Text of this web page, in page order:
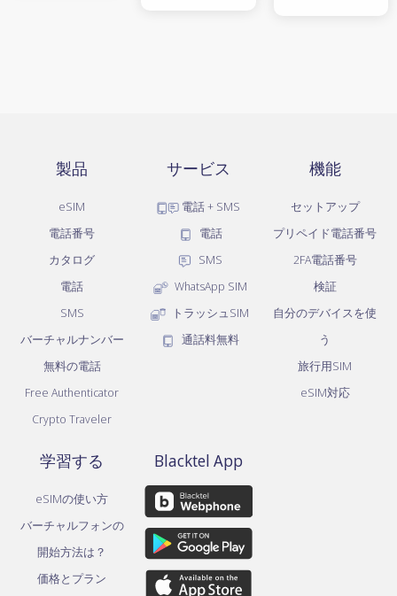
製品
eSIM
電話番号
カタログ
電話
SMS
バーチャルナンバー
無料の電話
Free Authenticator
Crypto Traveler
サービス
電話 + SMS
電話
SMS
WhatsApp SIM
トラッシュSIM
通話料無料
機能
セットアップ
プリペイド電話番号
2FA電話番号
検証
自分のデバイスを使
う
旅行用SIM
eSIM対応
学習する
eSIMの使い方
バーチャルフォンの
開始方法は？
価格とプラン
Blacktel App